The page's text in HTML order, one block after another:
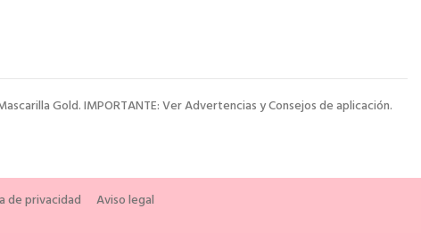
Gold. IMPORTANTE: Ver Advertencias y Consejos de aplicación.
de privacidad Aviso legal